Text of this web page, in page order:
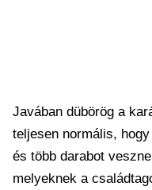
Javában dübörög a
teljesen normális,
és több darabot
melyeknek a